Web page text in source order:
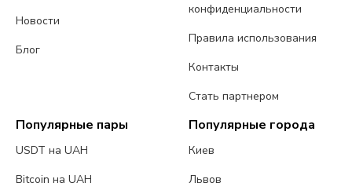
Новости
Блог
конфиденциальности
Правила использования
Контакты
Стать партнером
Популярные пары
USDT на UAH
Bitcoin на UAH
Популярные города
Киев
Львов